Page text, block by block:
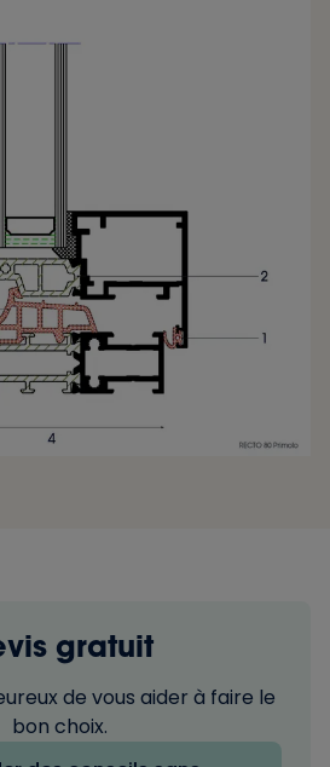
gratuit
de vous aider à faire le
bon choix.